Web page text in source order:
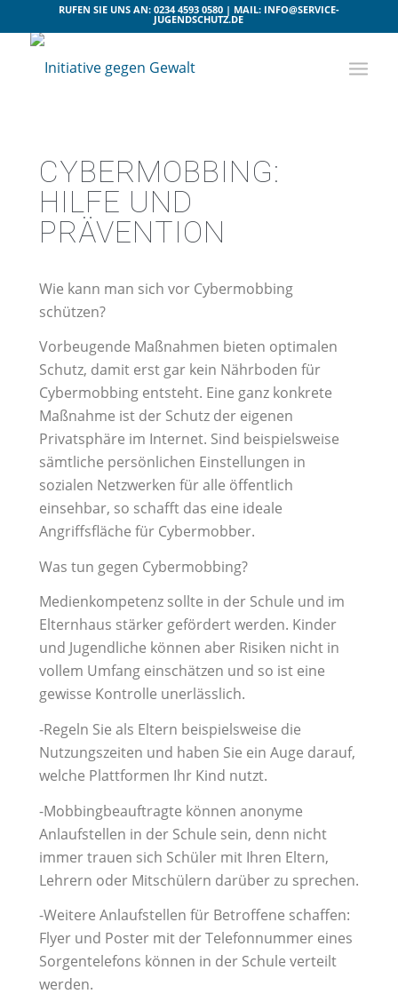
RUFEN SIE UNS AN: 0234 4593 0580 | MAIL: INFO@SERVICE-
JUGENDSCHUTZ.DE
CYBERMOBBING:
HILFE UND
PRÄVENTION
Wie kann man sich vor Cybermobbing
schützen?
Vorbeugende Maßnahmen bieten optimalen
Schutz, damit erst gar kein Nährboden für
Cybermobbing entsteht. Eine ganz konkrete
Maßnahme ist der Schutz der eigenen
Privatsphäre im Internet. Sind beispielsweise
sämtliche persönlichen Einstellungen in
sozialen Netzwerken für alle öffentlich
einsehbar, so schafft das eine ideale
Angriffsfläche für Cybermobber.
Was tun gegen Cybermobbing?
Medienkompetenz sollte in der Schule und im
Elternhaus stärker gefördert werden. Kinder
und Jugendliche können aber Risiken nicht in
vollem Umfang einschätzen und so ist eine
gewisse Kontrolle unerlässlich.
-Regeln Sie als Eltern beispielsweise die
Nutzungszeiten und haben Sie ein Auge darauf,
welche Plattformen Ihr Kind nutzt.
-Mobbingbeauftragte können anonyme
Anlaufstellen in der Schule sein, denn nicht
immer trauen sich Schüler mit Ihren Eltern,
Lehrern oder Mitschülern darüber zu sprechen.
-Weitere Anlaufstellen für Betroffene schaffen:
Flyer und Poster mit der Telefonnummer eines
Sorgentelefons können in der Schule verteilt
werden.